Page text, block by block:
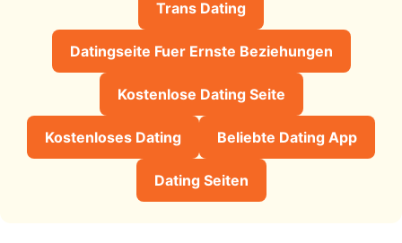
Trans Dating
Datingseite Fuer Ernste Beziehungen
Kostenlose Dating Seite
Kostenloses Dating Beliebte Dating App
Dating Seiten